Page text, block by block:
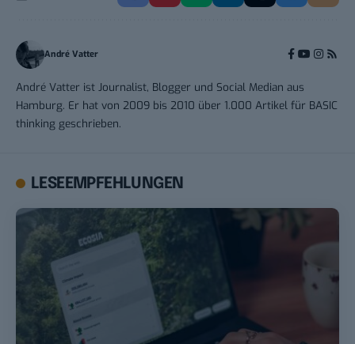
André Vatter
André Vatter ist Journalist, Blogger und Social Median aus
Hamburg. Er hat von 2009 bis 2010 über 1.000 Artikel für BASIC
thinking geschrieben.
LESEEMPFEHLUNGEN